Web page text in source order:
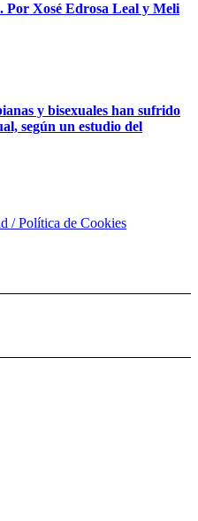
Por Xosé Edrosa Leal y Meli
y bisexuales han sufrido
según un estudio del
/ Política de Cookies